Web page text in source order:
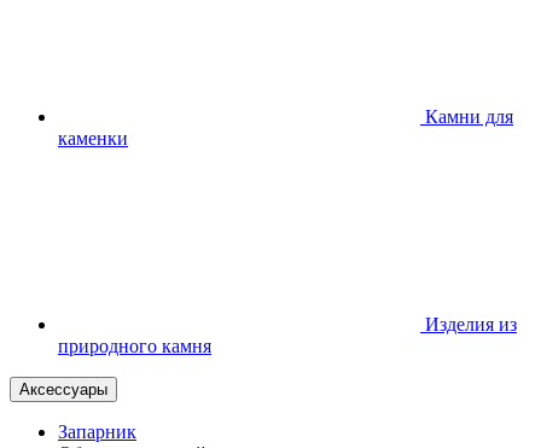
Камни для
каменки
Изделия из
природного камня
Аксессуары
Запарник